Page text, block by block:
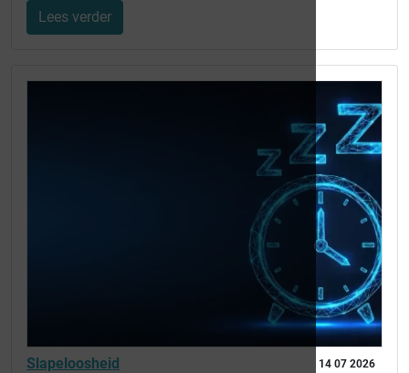
Lees verder
14 07 2026
Slapeloosheid